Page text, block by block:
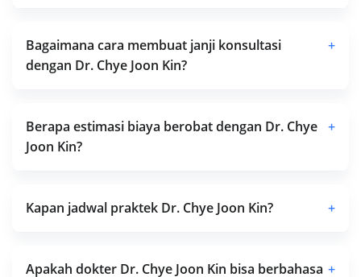
Bagaimana cara membuat janji konsultasi
dengan Dr. Chye Joon Kin?
+
Berapa estimasi biaya berobat dengan Dr. Chye
Joon Kin?
+
Kapan jadwal praktek Dr. Chye Joon Kin? +
Apakah dokter Dr. Chye Joon Kin bisa berbahasa +